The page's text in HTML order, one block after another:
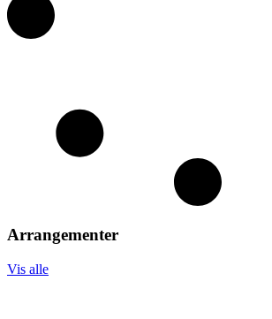
Arrangementer
Vis alle